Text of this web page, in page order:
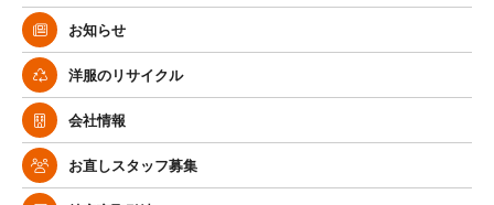
お知らせ
洋服のリサイクル
会社情報
お直しスタッフ募集